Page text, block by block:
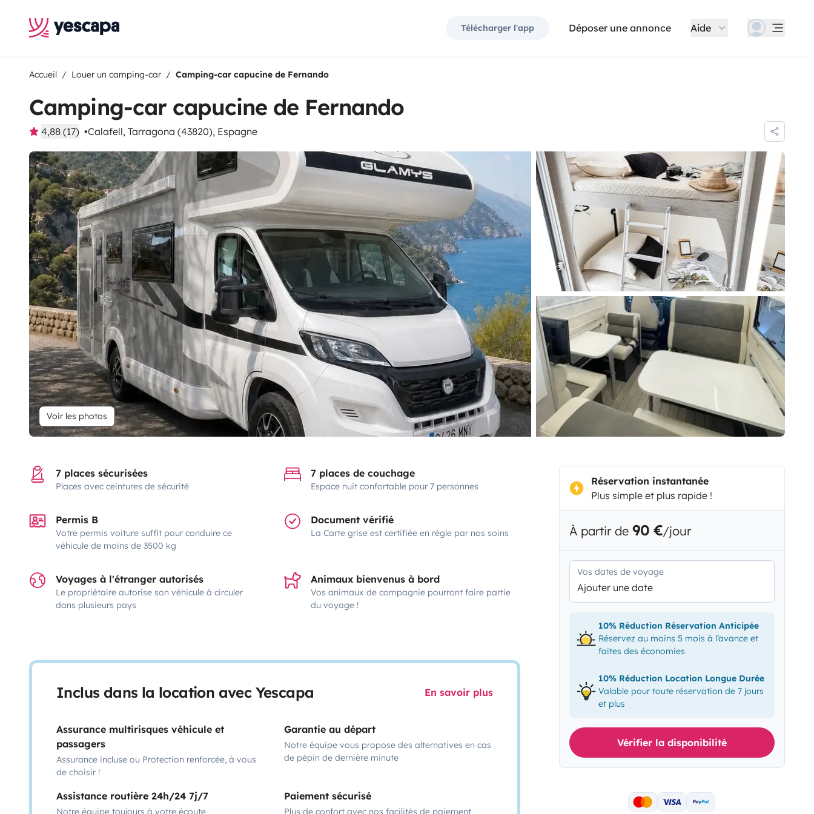
Télécharger l'app Déposer une annonce Aide
Accueil Louer un camping-car Camping-car capucine de Fernando
Camping-car capucine de Fernando
4,88 (17) Calafell, Tarragona (43820), Espagne
Voir les photos
7 places sécurisées
Places avec ceintures de sécurité
7 places de couchage
Espace nuit confortable pour 7 personnes
Permis B
Votre permis voiture suffit pour conduire ce
véhicule de moins de 3500 kg
Document vérifié
La Carte grise est certifiée en règle par nos soins
Voyages à l'étranger autorisés
Le propriétaire autorise son véhicule à circuler
dans plusieurs pays
Animaux bienvenus à bord
Vos animaux de compagnie pourront faire partie
du voyage !
Inclus dans la location avec Yescapa En savoir plus
Assurance multirisques véhicule et
passagers
Assurance incluse ou Protection renforcée, à vous
de choisir !
Garantie au départ
Notre équipe vous propose des alternatives en cas
de pépin de dernière minute
Assistance routière 24h/24 7j/7
Notre équipe toujours à votre écoute
Paiement sécurisé
Plus de confort avec nos facilités de paiement
Réservation instantanée
Plus simple et plus rapide !
À partir de 90 €/jour
Vos dates de voyage
Ajouter une date
10% Réduction Réservation Anticipée
Réservez au moins 5 mois à l’avance et
faites des économies
10% Réduction Location Longue Durée
Valable pour toute réservation de 7 jours
et plus
Vérifier la disponibilité